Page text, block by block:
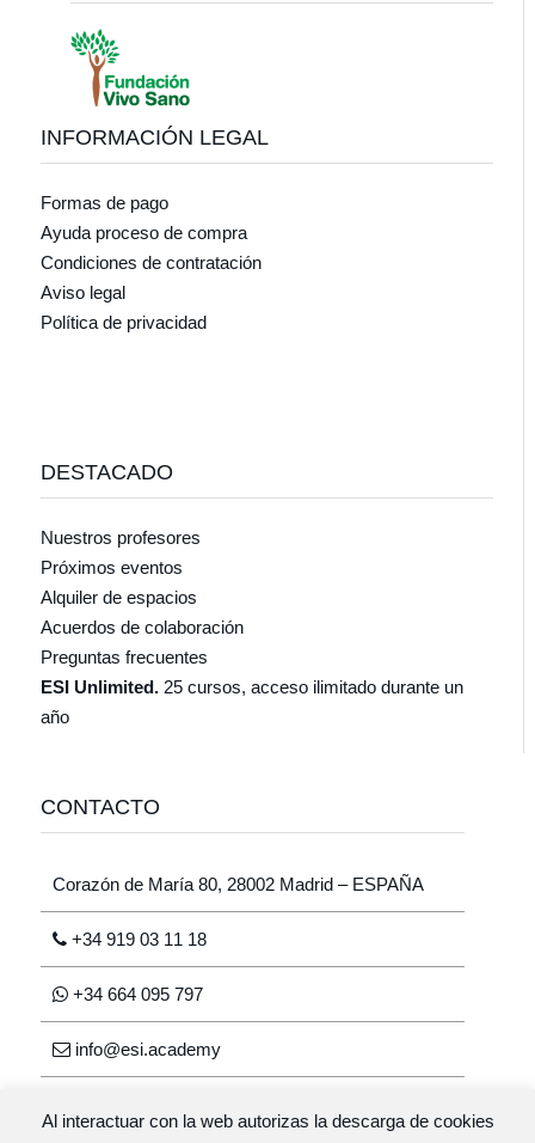
INFORMACIÓN LEGAL
Formas de pago
Ayuda proceso de compra
Condiciones de contratación
Aviso legal
Política de privacidad
DESTACADO
Nuestros profesores
Próximos eventos
Alquiler de espacios
Acuerdos de colaboración
Preguntas frecuentes
ESI Unlimited. 25 cursos, acceso ilimitado durante un
año
CONTACTO
Corazón de María 80, 28002 Madrid – ESPAÑA
+34 919 03 11 18
+34 664 095 797
info@esi.academy
Al interactuar con la web autorizas la descarga de cookies